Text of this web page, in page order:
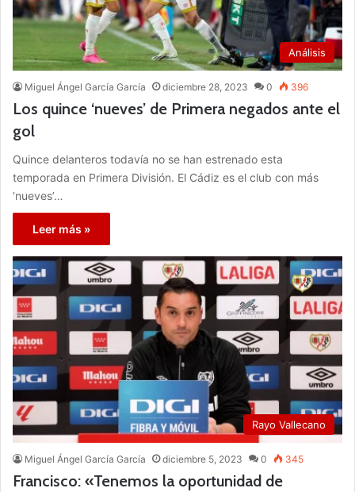
Análisis
Miguel Ángel García García diciembre 28, 2023 0 396
Los quince ‘nueves’ de Primera negados ante el
gol
Quince delanteros todavía no se han estrenado esta
temporada en Primera División. El Cádiz es el club con más
‘nueves’…
Leer más »
Rayo Vallecano
Miguel Ángel García García diciembre 5, 2023 0 345
Francisco: «Tenemos la oportunidad de